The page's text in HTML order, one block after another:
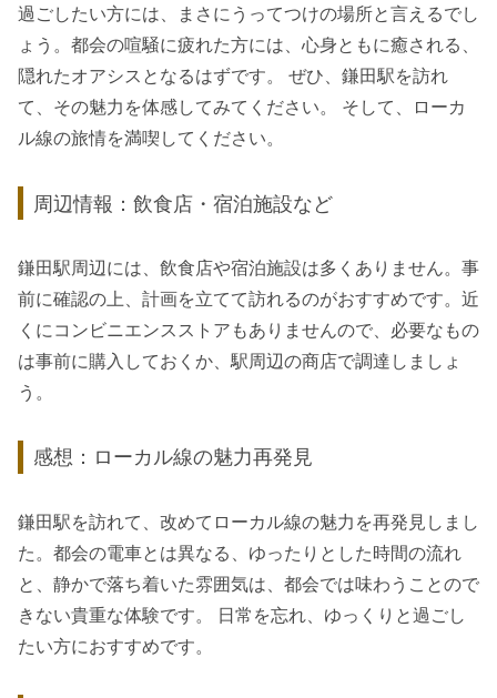
過ごしたい方には、まさにうってつけの場所と言えるでし
ょう。都会の喧騒に疲れた方には、心身ともに癒される、
隠れたオアシスとなるはずです。 ぜひ、鎌田駅を訪れ
て、その魅力を体感してみてください。 そして、ローカ
ル線の旅情を満喫してください。
周辺情報：飲食店・宿泊施設など
鎌田駅周辺には、飲食店や宿泊施設は多くありません。事
前に確認の上、計画を立てて訪れるのがおすすめです。近
くにコンビニエンスストアもありませんので、必要なもの
は事前に購入しておくか、駅周辺の商店で調達しましょ
う。
感想：ローカル線の魅力再発見
鎌田駅を訪れて、改めてローカル線の魅力を再発見しまし
た。都会の電車とは異なる、ゆったりとした時間の流れ
と、静かで落ち着いた雰囲気は、都会では味わうことので
きない貴重な体験です。 日常を忘れ、ゆっくりと過ごし
たい方におすすめです。